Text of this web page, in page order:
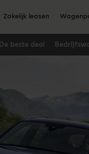
Zakelijk leasen
De beste deal